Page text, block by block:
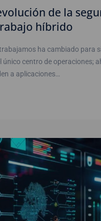
de la
híbrido
ha cambiado para
único centro de operaciones;
a aplicaciones…